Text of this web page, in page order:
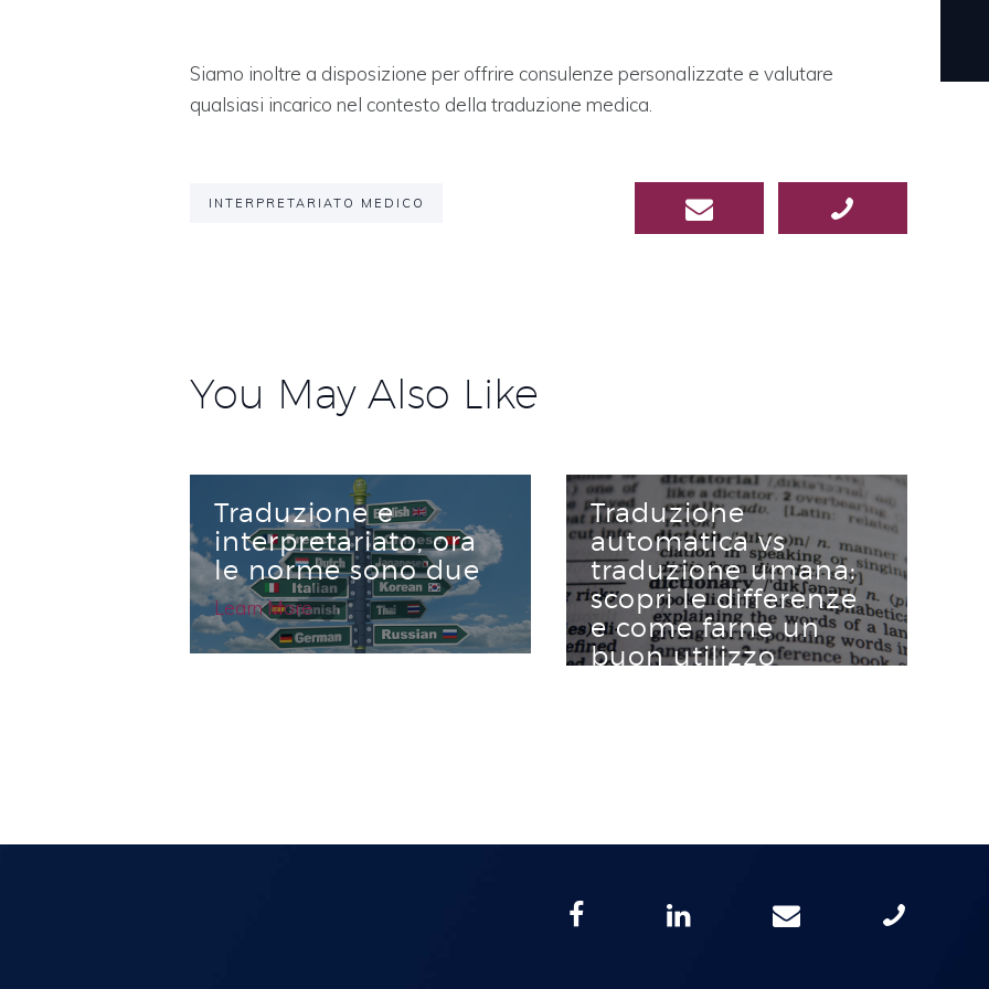
Siamo inoltre a disposizione per offrire consulenze personalizzate e valutare
qualsiasi incarico nel contesto della traduzione medica.
INTERPRETARIATO MEDICO
Navigazione
You May Also Like
Traduzione e
interpretariato, ora
le norme sono due
Learn More
Traduzione
automatica vs
traduzione umana:
scopri le differenze
e come farne un
buon utilizzo